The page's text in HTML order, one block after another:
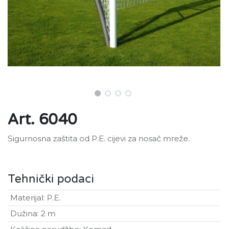
Art. 6040
Sigurnosna zaštita od P.E. cijevi za nosač mreže.
Tehnički podaci
Materijal: P.E.
Dužina: 2 m